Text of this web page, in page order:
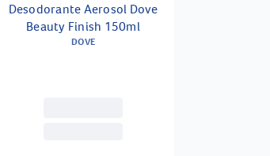
Desodorante Aerosol Dove
Beauty Finish 150ml
DOVE